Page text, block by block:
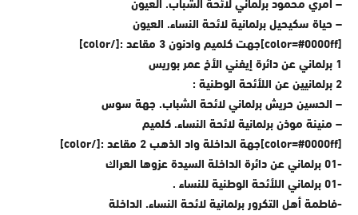
– حياة سكيحيل برلمانية لائحة النساء. العيون
[color=#0000ff]جهت كلميم وادنون 3 مقاعد :[/color]
1 برلماني عن دائرة إيفني الأخ عمر بوريس
2 برلمانيين عن اللأئحة الوطنية :
– الحسين حريش برلماني لائحة الشباب. جهة سوس
– منينة موذن برلمانية لائحة النساء. كلميم
[color=#0000ff]جهة الداخلة واد الذهب 2 مقاعد :[/color]
-01 برلماني عن دائرة الداخلة السيدة عزوها العراك
-01 برلماني اللأئحة الوطنية للنساء .
-فاطمة أهل التكرور برلمانية لائحة النساء. الداخلة